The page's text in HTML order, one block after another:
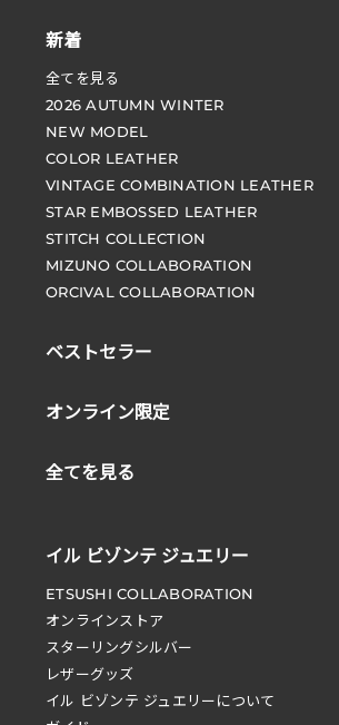
新着
全てを見る
2026 AUTUMN WINTER
NEW MODEL
COLOR LEATHER
VINTAGE COMBINATION LEATHER
STAR EMBOSSED LEATHER
STITCH COLLECTION
MIZUNO COLLABORATION
ORCIVAL COLLABORATION
ベストセラー
オンライン限定
全てを見る
イル ビゾンテ ジュエリー
ETSUSHI COLLABORATION
オンラインストア
スターリングシルバー
レザーグッズ
イル ビゾンテ ジュエリーについて